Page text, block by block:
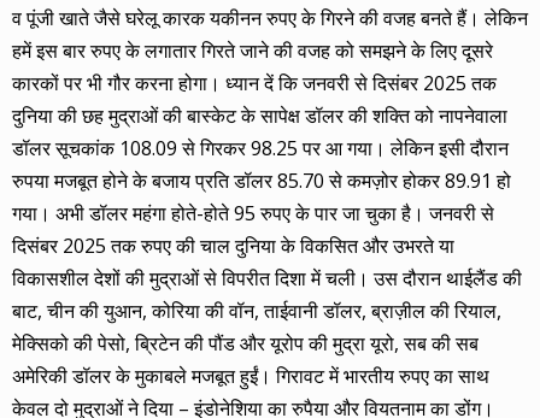
व पूंजी खाते जैसे घरेलू कारक यकीनन रुपए के गिरने की वजह बनते हैं। लेकिन
हमें इस बार रुपए के लगातार गिरते जाने की वजह को समझने के लिए दूसरे
कारकों पर भी गौर करना होगा। ध्यान दें कि जनवरी से दिसंबर 2025 तक
दुनिया की छह मुद्राओं की बास्केट के सापेक्ष डॉलर की शक्ति को नापनेवाला
डॉलर सूचकांक 108.09 से गिरकर 98.25 पर आ गया। लेकिन इसी दौरान
रुपया मजबूत होने के बजाय प्रति डॉलर 85.70 से कमज़ोर होकर 89.91 हो
गया। अभी डॉलर महंगा होते-होते 95 रुपए के पार जा चुका है। जनवरी से
दिसंबर 2025 तक रुपए की चाल दुनिया के विकसित और उभरते या
विकासशील देशों की मुद्राओं से विपरीत दिशा में चली। उस दौरान थाईलैंड की
बाट, चीन की युआन, कोरिया की वॉन, ताईवानी डॉलर, ब्राज़ील की रियाल,
मेक्सिको की पेसो, ब्रिटेन की पौंड और यूरोप की मुद्रा यूरो, सब की सब
अमेरिकी डॉलर के मुकाबले मजबूत हुईं। गिरावट में भारतीय रुपए का साथ
केवल दो मुद्राओं ने दिया – इंडोनेशिया का रुपैया और वियतनाम का डोंग।